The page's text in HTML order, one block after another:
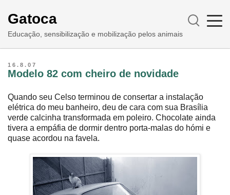
Gatoca
Educação, sensibilização e mobilização pelos animais
16.8.07
Modelo 82 com cheiro de novidade
Quando seu Celso terminou de consertar a instalação
elétrica do meu banheiro, deu de cara com sua Brasília
verde calcinha transformada em poleiro. Chocolate ainda
tivera a empáfia de dormir dentro porta-malas do hómi e
quase acordou na favela.